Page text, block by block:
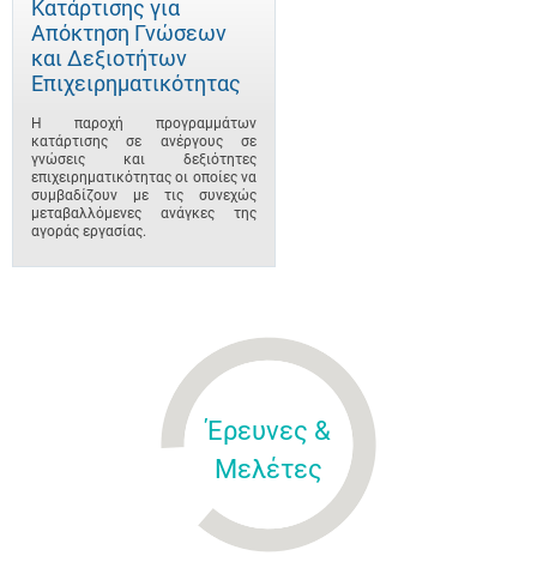
Κατάρτισης για
Απόκτηση Γνώσεων
και Δεξιοτήτων
Επιχειρηματικότητας
Η παροχή προγραμμάτων
κατάρτισης σε ανέργους σε
γνώσεις και δεξιότητες
επιχειρηματικότητας οι οποίες να
συμβαδίζουν με τις συνεχώς
μεταβαλλόμενες ανάγκες της
αγοράς εργασίας.
Έρευνες &
Μελέτες